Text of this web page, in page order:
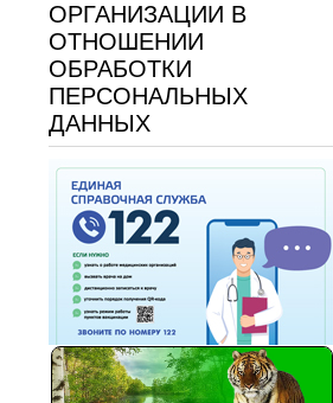
ОРГАНИЗАЦИИ В
ОТНОШЕНИИ
ОБРАБОТКИ
ПЕРСОНАЛЬНЫХ
ДАННЫХ